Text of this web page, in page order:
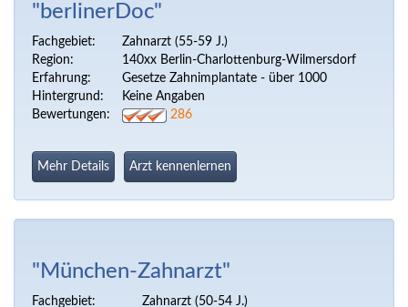
"berlinerDoc"
Fachgebiet:
Zahnarzt (55-59 J.)
Region:
140xx Berlin-Charlottenburg-Wilmersdorf
Erfahrung:
Gesetze Zahnimplantate - über 1000
Hintergrund:
Keine Angaben
Bewertungen:
286
Mehr Details Arzt kennenlernen
"München-Zahnarzt"
Fachgebiet: Zahnarzt (50-54 J.)